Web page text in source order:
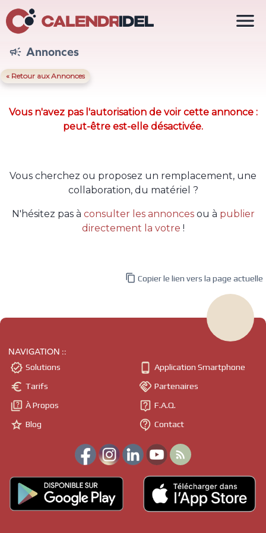
 Annonces
« Retour aux Annonces
Vous n'avez pas l'autorisation de voir cette annonce :
peut-être est-elle désactivée.
Vous cherchez ou proposez un remplacement, une
collaboration, du matériel ?
N'hésitez pas à consulter les annoncesou à publier
directement la votre !

 Copier le lien vers la page actuelle
NAVIGATION ::
 Solutions
 Tarifs
 À Propos
 Blog
 Application Smartphone
 Partenaires
 F.A.Q.
 Contact
